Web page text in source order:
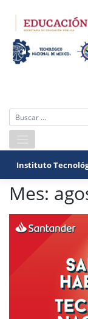
contenido
Instituto
Mes: